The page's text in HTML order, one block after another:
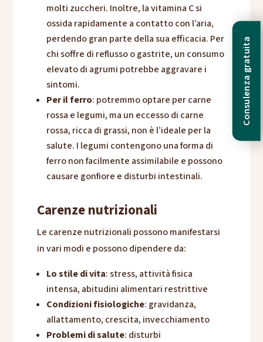
molti zuccheri. Inoltre, la vitamina C si
ossida rapidamente a contatto con l’aria,
perdendo gran parte della sua efficacia. Per
chi soffre di reflusso o gastrite, un consumo
elevato di agrumi potrebbe aggravare i
sintomi.
Per il ferro: potremmo optare per carne
rossa e legumi, ma un eccesso di carne
rossa, ricca di grassi, non è l’ideale per la
salute. I legumi contengono una forma di
ferro non facilmente assimilabile e possono
causare gonfiore e disturbi intestinali.
Carenze nutrizionali
Le carenze nutrizionali possono manifestarsi
in vari modi e possono dipendere da:
Lo stile di vita: stress, attività fisica
intensa, abitudini alimentari restrittive
Condizioni fisiologiche: gravidanza,
allattamento, crescita, invecchiamento
Problemi di salute: disturbi
Consulenza gratuita